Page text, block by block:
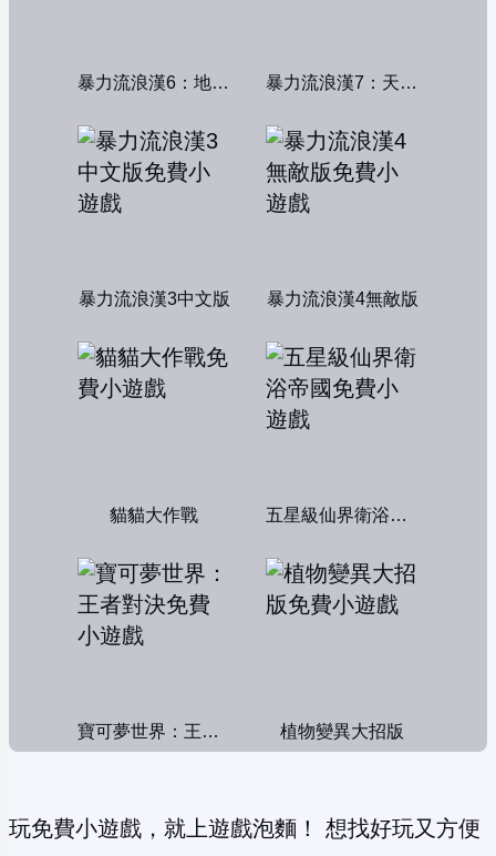
暴力流浪漢6：地獄篇無敵版 暴力流浪漢7：天堂篇無敵版
暴力流浪漢3中文版 暴力流浪漢4無敵版
貓貓大作戰 五星級仙界衛浴帝國
寶可夢世界：王者對決 植物變異大招版
玩免費小遊戲，就上遊戲泡麵！ 想找好玩又方便